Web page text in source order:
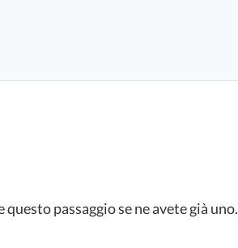
passaggio se ne avete già uno.